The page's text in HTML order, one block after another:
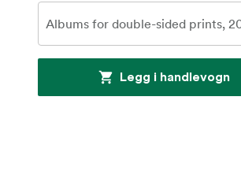
Legg i handlevogn